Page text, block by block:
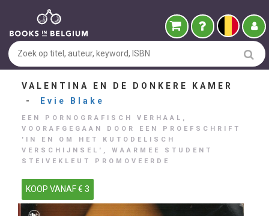
VALENTINA EN DE DONKERE KAMER
-
Evie Blake
EEN PORNOGRAFISCH VERHAAL,
VOORAFGEGAAN DOOR EEN PROEFSCHRIFT
'IN EN OM HET KUTODELISCH
VERSCHIJNSEL', WAARMEE STUDENT
STEIVEKLEUT PROMOVEERDE
KOOP VANAF € 3